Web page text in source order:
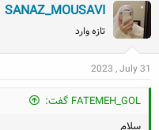
c
t
i
n
:
SANAZ_MOUSAVI
تازه وارد
2023 , July 31
FATEMEH_GOL گفت:
سلام